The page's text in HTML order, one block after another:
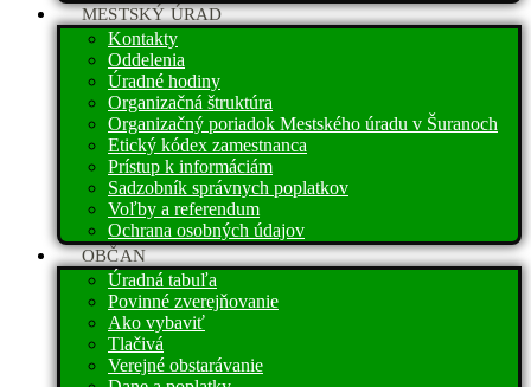
MESTSKÝ ÚRAD
Kontakty
Oddelenia
Úradné hodiny
Organizačná štruktúra
Organizačný poriadok Mestského úradu v Šuranoch
Etický kódex zamestnanca
Prístup k informáciám
Sadzobník správnych poplatkov
Voľby a referendum
Ochrana osobných údajov
OBČAN
Úradná tabuľa
Povinné zverejňovanie
Ako vybaviť
Tlačivá
Verejné obstarávanie